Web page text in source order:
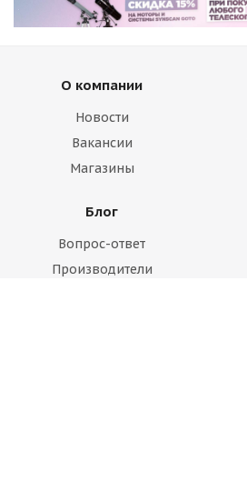
О компании
Новости
Вакансии
Магазины
Блог
Вопрос-ответ
Производители